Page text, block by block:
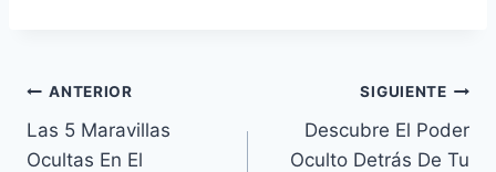
Navegación
de
ANTERIOR
Las 5 Maravillas
Ocultas En El
SIGUIENTE
Descubre El Poder
Oculto Detrás De Tu